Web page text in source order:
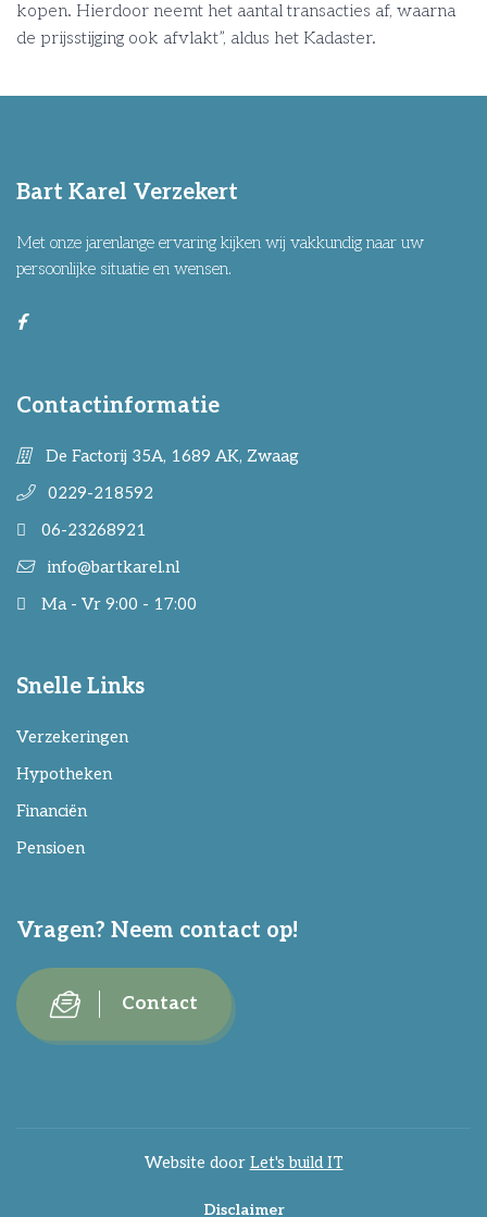
kopen. Hierdoor neemt het aantal transacties af, waarna
de prijsstijging ook afvlakt”, aldus het Kadaster.
Bart Karel Verzekert
Met onze jarenlange ervaring kijken wij vakkundig naar uw
persoonlijke situatie en wensen.
Contactinformatie
De Factorij 35A, 1689 AK, Zwaag
0229-218592
06-23268921
info@bartkarel.nl
Ma - Vr 9:00 - 17:00
Snelle Links
Verzekeringen
Hypotheken
Financiën
Pensioen
Vragen? Neem contact op!
Contact
Website door Let's build IT
Disclaimer